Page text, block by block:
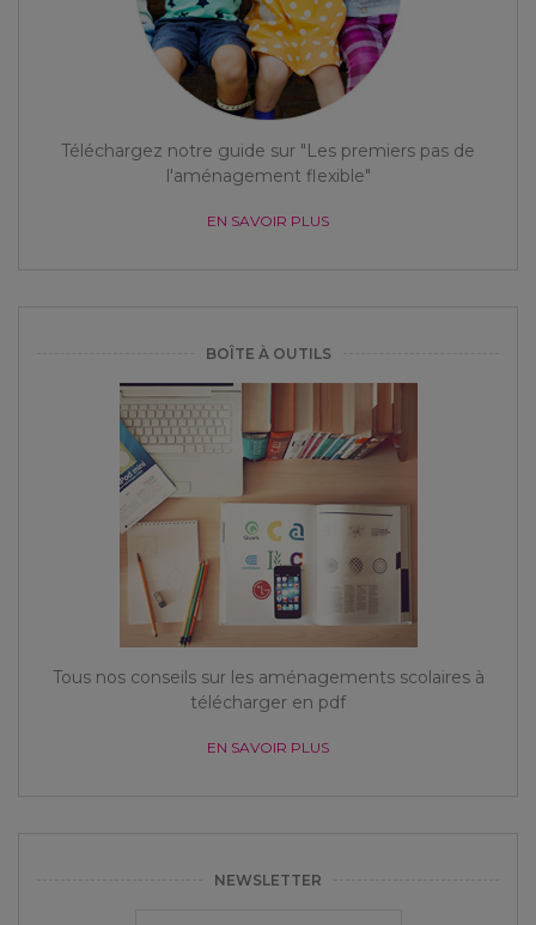
Téléchargez notre guide sur "Les premiers pas de
l'aménagement flexible"
EN SAVOIR PLUS
BOÎTE À OUTILS
Tous nos conseils sur les aménagements scolaires à
télécharger en pdf
EN SAVOIR PLUS
NEWSLETTER